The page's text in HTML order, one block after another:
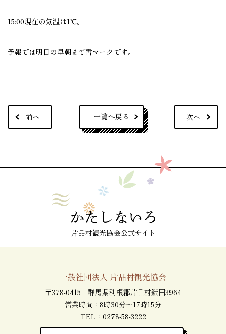
15:00現在の気温は1℃。
予報では明日の早朝まで雪マークです。
前へ 次へ
一覧へ戻る
片品村観光協会公式サイト
一般社団法人 片品村観光協会
〒378-0415 群馬県利根郡片品村鎌田3964
営業時間：8時30分～17時15分
TEL： 0278-58-3222